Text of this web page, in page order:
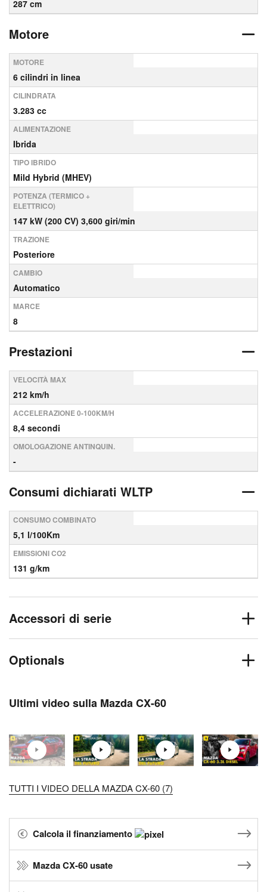
287 cm
Motore
MOTORE
6 cilindri in linea
CILINDRATA
3.283 cc
ALIMENTAZIONE
Ibrida
TIPO IBRIDO
Mild Hybrid (MHEV)
POTENZA (TERMICO +
ELETTRICO)
147 kW (200 CV) 3,600 giri/min
TRAZIONE
Posteriore
CAMBIO
Automatico
MARCE
8
Prestazioni
VELOCITÀ MAX
212 km/h
ACCELERAZIONE 0-100KM/H
8,4 secondi
OMOLOGAZIONE ANTINQUIN.
-
Consumi dichiarati WLTP
CONSUMO COMBINATO
5,1 l/100Km
EMISSIONI CO2
131 g/km
Accessori di serie
Optionals
Ultimi video sulla Mazda CX-60
TUTTI I VIDEO DELLA MAZDA CX-60 (7)
Calcola il finanziamento
Mazda CX-60 usate